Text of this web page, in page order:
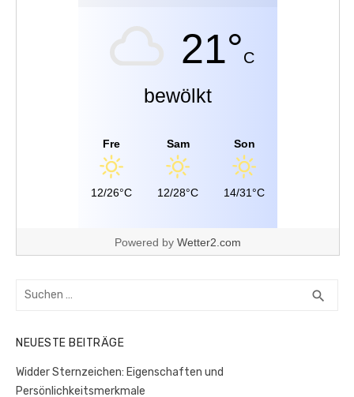
21°C
bewölkt
Fre
12/26°C
Sam
12/28°C
Son
14/31°C
Powered by Wetter2.com
Suchen
search
NEUESTE BEITRÄGE
Widder Sternzeichen: Eigenschaften und
Persönlichkeitsmerkmale